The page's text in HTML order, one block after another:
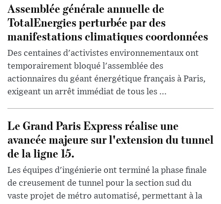
Assemblée générale annuelle de
TotalEnergies perturbée par des
manifestations climatiques coordonnées
Des centaines d'activistes environnementaux ont
temporairement bloqué l'assemblée des
actionnaires du géant énergétique français à Paris,
exigeant un arrêt immédiat de tous les ...
Le Grand Paris Express réalise une
avancée majeure sur l'extension du tunnel
de la ligne 15.
Les équipes d'ingénierie ont terminé la phase finale
de creusement de tunnel pour la section sud du
vaste projet de métro automatisé, permettant à la